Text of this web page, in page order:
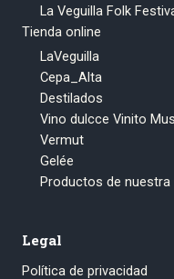
La Veguilla Folk
Tienda online
LaVeguilla
Cepa_Alta
Destilados
Vino dulcce Vinito
Vermut
Gelée
Productos de nuestra
Legal
Política de privacidad